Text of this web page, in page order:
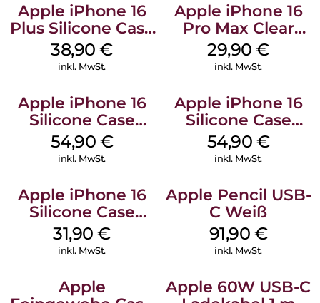
Apple iPhone 16
Plus Silicone Case
MagSafe Denim
38,90€
inkl. MwSt.
Apple iPhone 16
Pro Max Clear
Case MagSafe
Transparent
29,90€
inkl. MwSt.
Apple iPhone 16
Silicone Case
MagSafe Lake
Green
54,90 €
inkl. MwSt.
Apple iPhone 16
Silicone Case
MagSafe Black
54,90 €
inkl. MwSt.
Apple iPhone 16
Silicone Case
MagSafe Fuchsia
31,90€
inkl. MwSt.
Apple Pencil USB-
C Weiß
91,90 €
inkl. MwSt.
Apple
Apple 60W USB-C